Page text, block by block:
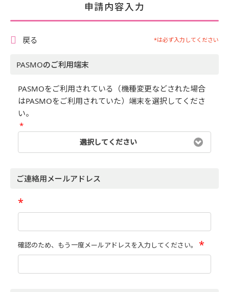
申請内容入力
*は必ず入力してください
PASMOのご利用端末
PASMOをご利用されている（機種変更などされた場合
はPASMOをご利用されていた）端末を選択してくださ
い。
*
選択してください
ご連絡用メールアドレス
*
確認のため、もう一度メールアドレスを入力してください。 *
戻る